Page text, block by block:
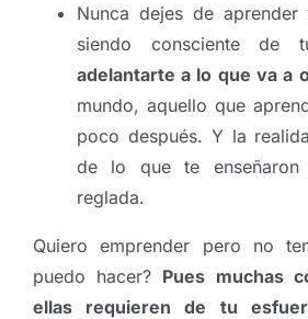
Nunca dejes de
siendo consciente de
adelantarte a lo que va a
mundo, aquello que
poco después. Y la
de lo que te
reglada.
Quiero emprender pero no
puedo hacer? Pues muchas
ellas requieren de tu